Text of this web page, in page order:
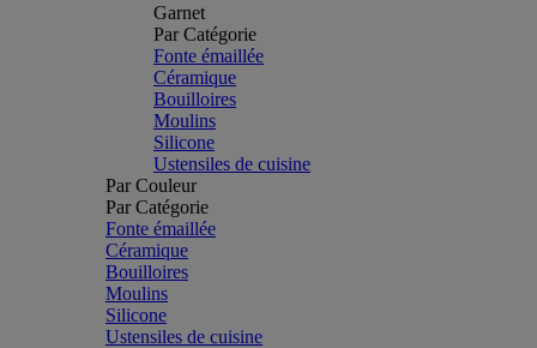
Garnet
Par Catégorie
Fonte émaillée
Céramique
Bouilloires
Moulins
Silicone
Ustensiles de cuisine
Par Couleur
Par Catégorie
Fonte émaillée
Céramique
Bouilloires
Moulins
Silicone
Ustensiles de cuisine